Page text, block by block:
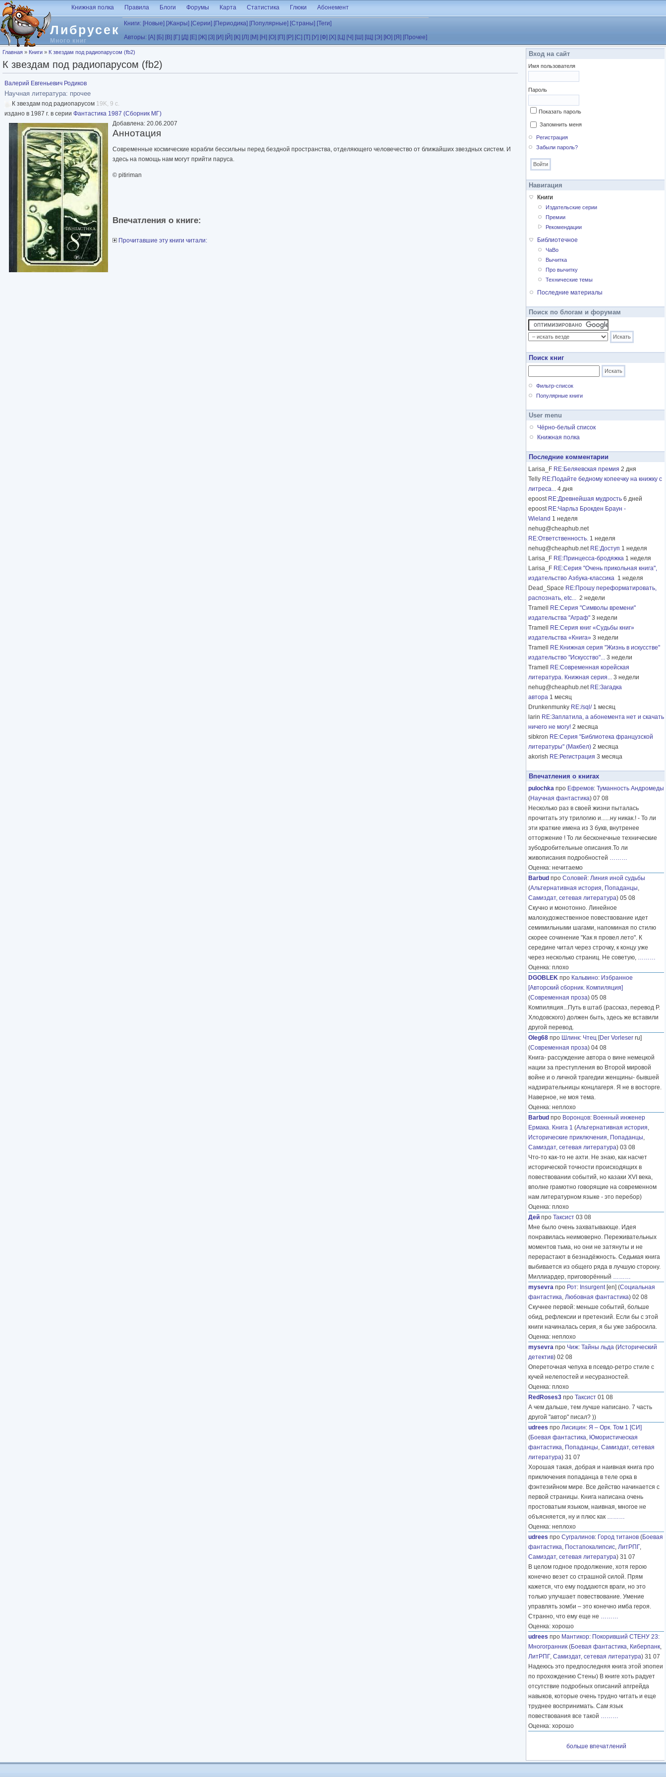
Перейти к основному содержанию
Либрусек
Много книг
Книжная полка Правила Блоги Форумы Карта Статистика Глюки Абонемент
Книги: [Новые] [Жанры] [Серии] [Периодика] [Популярные] [Страны] [Теги]
Авторы: [А] [Б] [В] [Г] [Д] [Е] [Ж] [З] [И] [Й] [К] [Л] [М] [Н] [О] [П] [Р] [С] [Т] [У] [Ф] [Х] [Ц] [Ч] [Ш] [Щ] [Э] [Ю] [Я] [Прочее]
Вы здесь
Главная » Книги » К звездам под радиопарусом (fb2)
К звездам под радиопарусом (fb2)
Валерий Евгеньевич Родиков
Научная литература: прочее
К звездам под радиопарусом 19K, 9 с.
издано в 1987 г. в серии Фантастика 1987 (Сборник МГ)
Добавлена: 20.06.2007
Аннотация
Современные космические корабли бессильны перед бездной пространства, отделяющего человечество от ближайших звездных систем. И
здесь на помощь нам могут прийти паруса.
© pitiriman
Впечатления о книге:
Прочитавшие эту книги читали:
Вход на сайт
Имя пользователя
Пароль
Показать пароль
Запомнить меня
Регистрация
Забыли пароль?
Навигация
Книги
Издательские серии
Премии
Рекомендации
Библиотечное
ЧаВо
Вычитка
Про вычитку
Технические темы
Последние материалы
Поиск по блогам и форумам
Поиск книг
Фильтр-список
Популярные книги
User menu
Чёрно-белый список
Книжная полка
Последние комментарии
Larisa_F RE:Беляевская премия 2 дня
Telly RE:Подайте бедному копеечку на книжку с
литреса... 4 дня
epoost RE:Древнейшая мудрость 6 дней
epoost RE:Чарльз Брокден Браун -
Wieland 1 неделя
nehug@cheaphub.net
RE:Ответственность. 1 неделя
nehug@cheaphub.net RE:Доступ 1 неделя
Larisa_F RE:Принцесса-бродяжка 1 неделя
Larisa_F RE:Серия "Очень прикольная книга",
издательство Азбука-классика 1 неделя
Dead_Space RE:Прошу переформатировать,
распознать, etc... 2 недели
Tramell
RE:Серия "Символы времени"
издательства "Аграф" 3 недели
Tramell
RE:Серия книг «Судьбы книг»
издательства «Книга» 3 недели
Tramell
RE:Книжная серия "Жизнь в искусстве"
издательство "Искусство"... 3 недели
Tramell
RE:Современная корейская
литература. Книжная серия... 3 недели
nehug@cheaphub.net RE:Загадка
автора 1 месяц
Drunkenmunky RE:/sql/ 1 месяц
larin RE:Заплатила, а абонемента нет и скачать
ничего не могу! 2 месяца
sibkron RE:Серия "Библиотека французской
литературы" (Макбел) 2 месяца
akorish RE:Регистрация 3 месяца
Впечатления о книгах
pulochka про Ефремов: Туманность Андромеды
(Научная фантастика) 07 08
Несколько раз в своей жизни пыталась
прочитать эту трилогию и......ну никак.! - То ли
эти краткие имена из 3 букв, внутренее
отторжение ! То ли бесконечные технические
зубодробительные описания.То ли
живописания подробностей ………
Оценка: нечитаемо
Barbud про Соловей: Линия иной судьбы
(Альтернативная история, Попаданцы,
Самиздат, сетевая литература) 05 08
Скучно и монотонно. Линейное
малохудожественное повествование идет
семимильными шагами, напоминая по стилю
скорее сочинение "Как я провел лето". К
середине читал через строчку, к концу уже
через несколько страниц. Не советую, ………
Оценка: плохо
DGOBLEK про Кальвино: Избранное
[Авторский сборник. Компиляция]
(Современная проза) 05 08
Компиляция...Путь в штаб (рассказ, перевод Р.
Хлодовского) должен быть, здесь же вставили
другой перевод.
Oleg68 про Шлинк: Чтец [Der Vorleser ru]
(Современная проза) 04 08
Книга- рассуждение автора о вине немецкой
нации за преступления во Второй мировой
войне и о личной трагедии женщины- бывшей
надзирательницы концлагеря. Я не в восторге.
Наверное, не моя тема.
Оценка: неплохо
Barbud про Воронцов: Военный инженер
Ермака. Книга 1 (Альтернативная история,
Исторические приключения, Попаданцы,
Самиздат, сетевая литература) 03 08
Что-то как-то не ахти. Не знаю, как насчет
исторической точности происходящих в
повествовании событий, но казаки XVI века,
вполне грамотно говорящие на современном
нам литературном языке - это перебор)
Оценка: плохо
Дей про Таксист 03 08
Мне было очень захватывающе. Идея
понравилась неимоверно. Переживательных
моментов тьма, но они не затянуты и не
перерастают в безнадёжность. Седьмая книга
выбивается из общего ряда в лучшую сторону.
Миллиардер, приговорённый ………
mysevra про Рот: Insurgent[en] (Социальная
фантастика, Любовная фантастика) 02 08
Скучнее первой: меньше событий, больше
обид, рефлексии и претензий. Если бы с этой
книги начиналась серия, я бы уже забросила.
Оценка: неплохо
mysevra про Чиж: Тайны льда (Исторический
детектив) 02 08
Опереточная чепуха в псевдо-ретро стиле с
кучей нелепостей и несуразностей.
Оценка: плохо
RedRoses3 про Таксист 01 08
А чем дальше, тем лучше написано. 7 часть
другой "автор" писал? ))
udrees про Лисицин: Я – Орк. Том 1 [СИ]
(Боевая фантастика, Юмористическая
фантастика, Попаданцы, Самиздат, сетевая
литература) 31 07
Хорошая такая, добрая и наивная книга про
приключения попаданца в теле орка в
фэнтезийном мире. Все действо начинается с
первой страницы. Книга написана очень
простоватым языком, наивная, многое не
объясняется, ну и плюс как ………
Оценка: неплохо
udrees про Сугралинов: Город титанов (Боевая
фантастика, Постапокалипсис, ЛитРПГ,
Самиздат, сетевая литература) 31 07
В целом годное продолжение, хотя герою
конечно везет со страшной силой. Прям
кажется, что ему поддаются враги, но это
только улучшает повествование. Умение
управлять зомби – это конечно имба героя.
Странно, что ему еще не ………
Оценка: хорошо
udrees про Мантикор: Покоривший СТЕНУ 23:
Многогранник (Боевая фантастика, Киберпанк,
ЛитРПГ, Самиздат, сетевая литература) 31 07
Надеюсь это предпоследняя книга этой эпопеи
по прохождению Стены) В книге хоть радует
отсутствие подробных описаний апгрейда
навыков, которые очень трудно читать и еще
труднее воспринимать. Сам язык
повествования все такой ………
Оценка: хорошо
больше впечатлений